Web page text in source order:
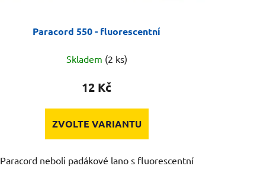
Paracord 550 - fluorescentní
Skladem (2 ks)
12 Kč
ZVOLTE VARIANTU
Paracord neboli padákové lano s fluorescentní